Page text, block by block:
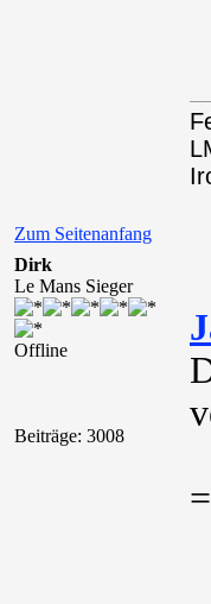
Zum Seitenanfang
Dirk
Le Mans Sieger
Offline
Beiträge: 3008